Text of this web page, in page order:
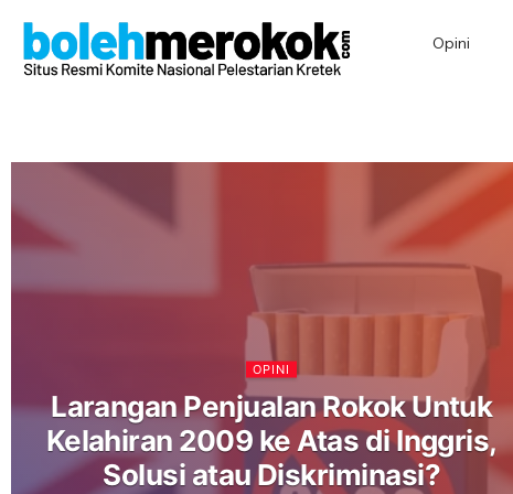
Opini
OPINI
Larangan Penjualan Rokok Untuk
Kelahiran 2009 ke Atas di Inggris,
Solusi atau Diskriminasi?